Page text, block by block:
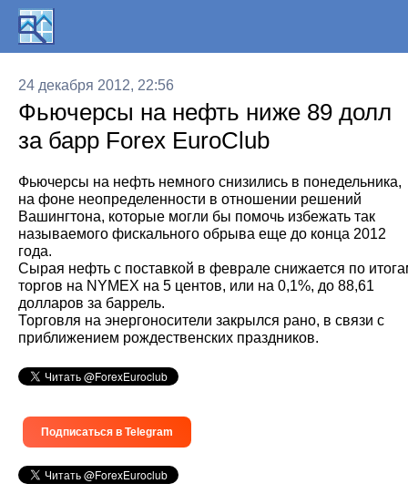
24 декабря 2012, 22:56
Фьючерсы на нефть ниже 89 долл
за барр Forex EuroClub
Фьючерсы на нефть немного снизились в понедельника,
на фоне неопределенности в отношении решений
Вашингтона, которые могли бы помочь избежать так
называемого фискального обрыва еще до конца 2012
года.
Сырая нефть с поставкой в феврале снижается по
торгов на NYMEX на 5 центов, или на 0,1%, до 88,61
долларов за баррель.
Торговля на энергоносители закрылся рано, в связи с
приближением рождественских праздников.
Подписаться в Telegram